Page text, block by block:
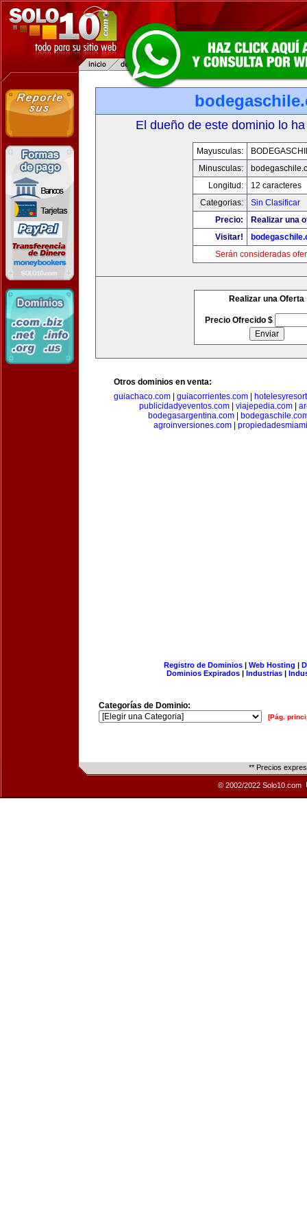
El dueño de este dominio lo
Mayusculas:
Minusculas:
Longitud:
12 caracteres
Categorias:
Sin Clasificar
Precio:
Realizar una
Visitar!
Serán consideradas
Realizar una Oferta
Precio Ofrecido $
Otros dominios en venta:
guiachaco.com
guiacorrientes.com
publicidadyeventos.com| viajepedia.com|
bodegasargentina.com|
agroinversiones.com
Registro de Dominios| Web Hosting |
Dominios Expirados | Industrias |
Categorías de Dominio:
[Pág.
** Precios
© 2002/2022 Solo10.com